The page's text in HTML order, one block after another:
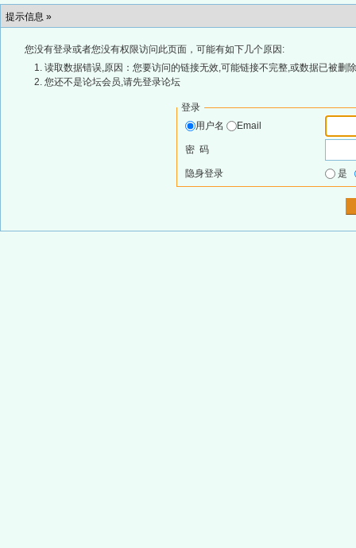
提示信息 »
您没有登录或者您没有权限访问此页面，可能有如下几个原因:
读取数据错误,原因：您要访问的链接无效,可能链接不完整,或数据已被删
您还不是论坛会员,请先登录论坛
登录
用户名
Email
密 码
隐身登录 是